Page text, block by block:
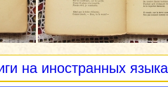
на иностранных